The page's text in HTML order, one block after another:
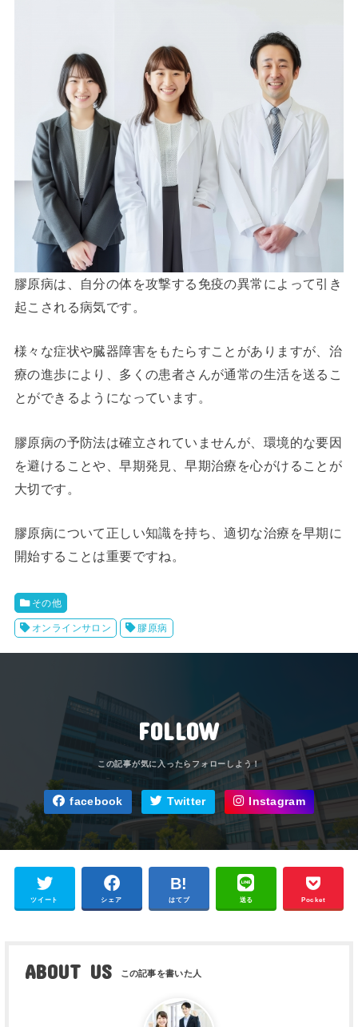
膠原病は、自分の体を攻撃する免疫の異常によって引き
起こされる病気です。
様々な症状や臓器障害をもたらすことがありますが、治
療の進歩により、多くの患者さんが通常の生活を送るこ
とができるようになっています。
膠原病の予防法は確立されていませんが、環境的な要因
を避けることや、早期発見、早期治療を心がけることが
大切です。
膠原病について正しい知識を持ち、適切な治療を早期に
開始することは重要ですね。
その他
オンラインサロン 膠原病
FOLLOW
facebook Twitter Instagram
ツイート シェア はてブ 送る Pocket
ABOUT US